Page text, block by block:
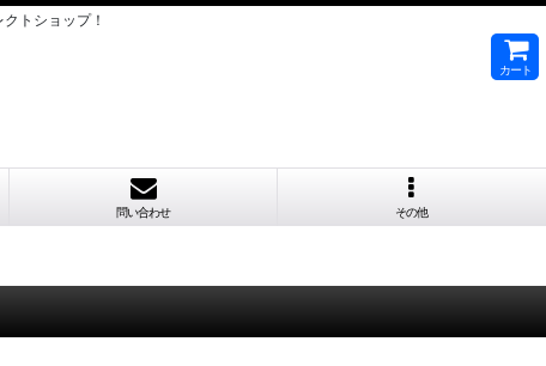
トショップ！
カート
問い合わせ その他